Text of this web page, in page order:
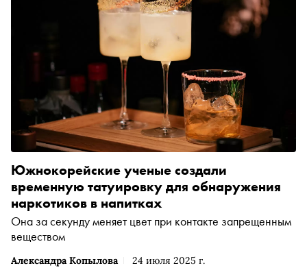
Александра Копылова 24 июля 2025 г.
Южнокорейские ученые создали
временную татуировку для обнаружения
наркотиков в напитках
Она за секунду меняет цвет при контакте запрещенным
веществом